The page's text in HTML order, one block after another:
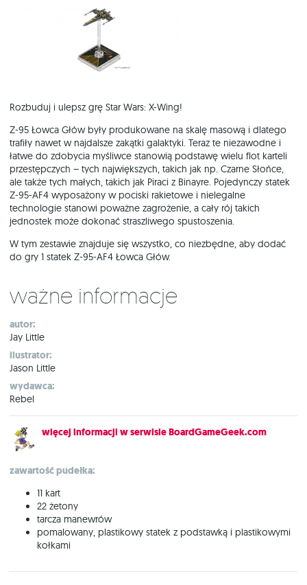
Rozbuduj i ulepsz grę Star Wars: X-Wing!
Z-95 Łowca Głów były produkowane na skalę masową i dlatego
trafiły nawet w najdalsze zakątki galaktyki. Teraz te niezawodne i
łatwe do zdobycia myśliwce stanowią podstawę wielu flot karteli
przestępczych – tych największych, takich jak np. Czarne Słońce,
ale także tych małych, takich jak Piraci z Binayre. Pojedynczy statek
Z-95-AF4 wyposażony w pociski rakietowe i nielegalne
technologie stanowi poważne zagrożenie, a cały rój takich
jednostek może dokonać straszliwego spustoszenia.
W tym zestawie znajduje się wszystko, co niezbędne, aby dodać
do gry 1 statek Z-95-AF4 Łowca Głów.
Ważne informacje
autor:
Jay Little
ilustrator:
Jason Little
wydawca:
Rebel
więcej informacji w serwisie BoardGameGeek.com
zawartość pudełka:
11 kart
22 żetony
tarcza manewrów
pomalowany, plastikowy statek z podstawką i plastikowymi
kołkami